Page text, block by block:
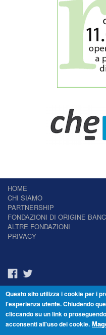
HOME
CHI SIAMO
PARTNERSHIP
FONDAZIONI DI ORIGINE
ALTRE FONDAZIONI
PRIVACY
Il
Reg.
© Fondazione Venezia 2000 -
Questo sito utilizza i cookie per i
l'esperienza utente. Chiudendo
cliccando su un link o
acconsenti all'uso dei cookie.